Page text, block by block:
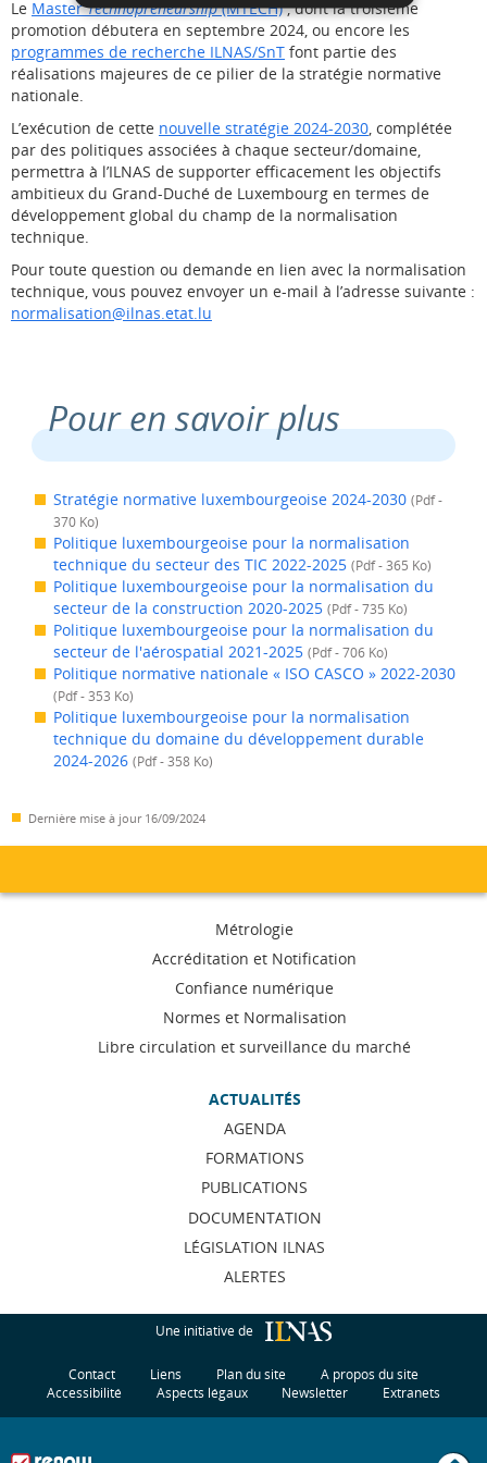
Le MasterTechnopreneurship(MTECH), dont la troisième
promotion débutera en septembre 2024, ou encore les
programmes de recherche ILNAS/SnT font partie des
réalisations majeures de ce pilier de la stratégie normative
nationale.
L’exécution de cette nouvelle stratégie 2024-2030 , complétée
par des politiques associées à chaque secteur/domaine,
permettra à l’ILNAS de supporter efficacement les objectifs
ambitieux du Grand-Duché de Luxembourg en termes de
développement global du champ de la normalisation
technique.
Pour toute question ou demande en lien avec la normalisation
technique, vous pouvez envoyer un e-mail à l’adresse suivante :
normalisation@ilnas.etat.lu
Pour en savoir plus
Stratégie normative luxembourgeoise 2024-2030 (Pdf -
370 Ko)
Politique luxembourgeoise pour la normalisation
technique du secteur des TIC 2022-2025 (Pdf - 365 Ko)
Politique luxembourgeoise pour la normalisation du
secteur de la construction 2020-2025 (Pdf - 735 Ko)
Politique luxembourgeoise pour la normalisation du
secteur de l'aérospatial 2021-2025 (Pdf - 706 Ko)
Politique normative nationale « ISO CASCO » 2022-2030
(Pdf - 353 Ko)
Politique luxembourgeoise pour la normalisation
technique du domaine du développement durable
2024-2026 (Pdf - 358 Ko)
Dernière mise à jour 16/09/2024
navigation
Métrologie
Accréditation et Notification
Confiance numérique
Normes et Normalisation
Libre circulation et surveillance du marché
ACTUALITÉS
AGENDA
FORMATIONS
PUBLICATIONS
DOCUMENTATION
LÉGISLATION ILNAS
ALERTES
Une initiative de
Contact Liens Plan du site
A propos du site
Accessibilité
Aspects légaux Newsletter Extranets
H
u
t
d
p
g